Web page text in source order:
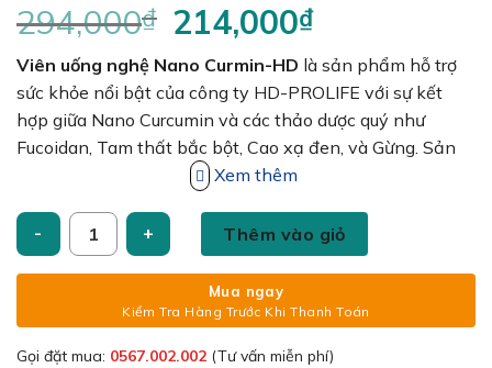
294,000₫ Giá
gốc
là:
294,000₫.
214,000₫Giá
tại
là:
214,000₫.
Viên uống nghệ Nano Curmin-HD là sản phẩm hỗ trợ
sức khỏe nổi bật của công ty HD-PROLIFE với sự kết
hợp giữa Nano Curcumin và các thảo dược quý như
Fucoidan, Tam thất bắc bột, Cao xạ đen, và Gừng. Sản
phẩm cung cấp chất chống oxy hóa, bảo vệ cơ thể khỏi
kích thích tiêu hóa, giảm cảm giác đầy bụng, khó tiêu.
Mang lại nhiều lợi ích vượt trội cho sức khỏe.
Xem thêm
Viên uống nghệ Nano Curmin-HD số lượng
Thêm vào giỏ
Mua ngay
Kiểm Tra Hàng Trước Khi Thanh Toán
Gọi đặt mua: 0567.002.002 (Tư vấn miễn phí)